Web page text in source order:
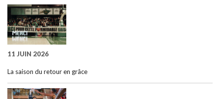
11 JUIN 2026
La saison du retour en grâce